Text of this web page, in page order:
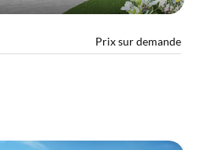
Prix sur demande